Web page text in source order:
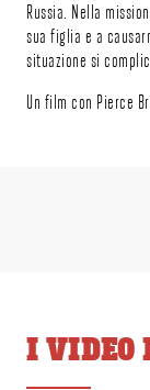
Russia. Nella
sua figlia e a
situazione si
Un film con Pierce
I